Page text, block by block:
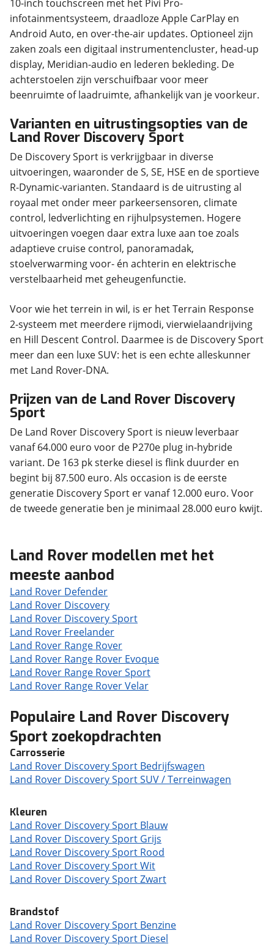
10-inch touchscreen met het Pivi Pro-
infotainmentsysteem, draadloze Apple CarPlay en
Android Auto, en over-the-air updates. Optioneel zijn
zaken zoals een digitaal instrumentencluster, head-up
display, Meridian-audio en lederen bekleding. De
achterstoelen zijn verschuifbaar voor meer
beenruimte of laadruimte, afhankelijk van je voorkeur.
Varianten en uitrustingsopties van de
Land Rover Discovery Sport
De Discovery Sport is verkrijgbaar in diverse
uitvoeringen, waaronder de S, SE, HSE en de sportieve
R-Dynamic-varianten. Standaard is de uitrusting al
royaal met onder meer parkeersensoren, climate
control, ledverlichting en rijhulpsystemen. Hogere
uitvoeringen voegen daar extra luxe aan toe zoals
adaptieve cruise control, panoramadak,
stoelverwarming voor- én achterin en elektrische
verstelbaarheid met geheugenfunctie.
Voor wie het terrein in wil, is er het Terrain Response
2-systeem met meerdere rijmodi, vierwielaandrijving
en Hill Descent Control. Daarmee is de Discovery Sport
meer dan een luxe SUV: het is een echte alleskunner
met Land Rover-DNA.
Prijzen van de Land Rover Discovery
Sport
De Land Rover Discovery Sport is nieuw leverbaar
vanaf 64.000 euro voor de P270e plug in-hybride
variant. De 163 pk sterke diesel is flink duurder en
begint bij 87.500 euro. Als occasion is de eerste
generatie Discovery Sport er vanaf 12.000 euro. Voor
de tweede generatie ben je minimaal 28.000 euro kwijt.
Land Rover modellen met het
meeste aanbod
Land Rover Defender
Land Rover Discovery
Land Rover Discovery Sport
Land Rover Freelander
Land Rover Range Rover
Land Rover Range Rover Evoque
Land Rover Range Rover Sport
Land Rover Range Rover Velar
Populaire Land Rover Discovery
Sport zoekopdrachten
Carrosserie
Land Rover Discovery Sport Bedrijfswagen
Land Rover Discovery Sport SUV / Terreinwagen
Kleuren
Land Rover Discovery Sport Blauw
Land Rover Discovery Sport Grijs
Land Rover Discovery Sport Rood
Land Rover Discovery Sport Wit
Land Rover Discovery Sport Zwart
Brandstof
Land Rover Discovery Sport Benzine
Land Rover Discovery Sport Diesel